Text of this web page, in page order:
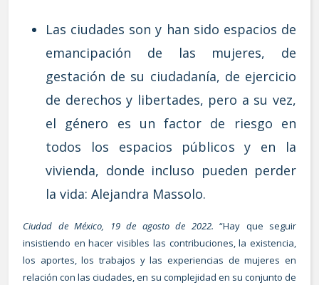
Las ciudades son y han sido espacios de
emancipación de las mujeres, de
gestación de su ciudadanía, de ejercicio
de derechos y libertades, pero a su vez,
el género es un factor de riesgo en
todos los espacios públicos y en la
vivienda, donde incluso pueden perder
la vida: Alejandra Massolo.
Ciudad de México, 19 de agosto de 2022. “Hay que seguir
insistiendo en hacer visibles las contribuciones, la existencia,
los aportes, los trabajos y las experiencias de mujeres en
relación con las ciudades, en su complejidad en su conjunto de